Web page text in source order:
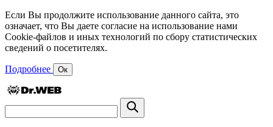
Если Вы продолжите использование данного сайта, это
означает, что Вы даете согласие на использование нами
Cookie-файлов и иных технологий по сбору статистических
сведений о посетителях.
Подробнее Ок